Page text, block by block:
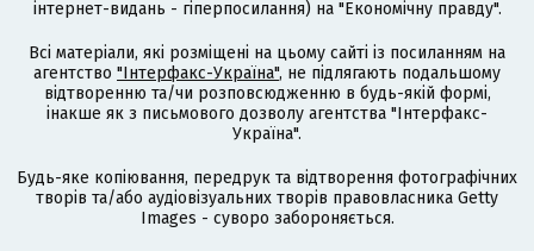
інтернет-видань - гіперпосилання) на "Економічну правду".
Всі матеріали, які розміщені на цьому сайті із посиланням на
агентство "Інтерфакс-Україна", не підлягають подальшому
відтворенню та/чи розповсюдженню в будь-якій формі,
інакше як з письмового дозволу агентства "Інтерфакс-
Україна".
Будь-яке копіювання, передрук та відтворення фотографічних
творів та/або аудіовізуальних творів правовласника Getty
Images - суворо забороняється.